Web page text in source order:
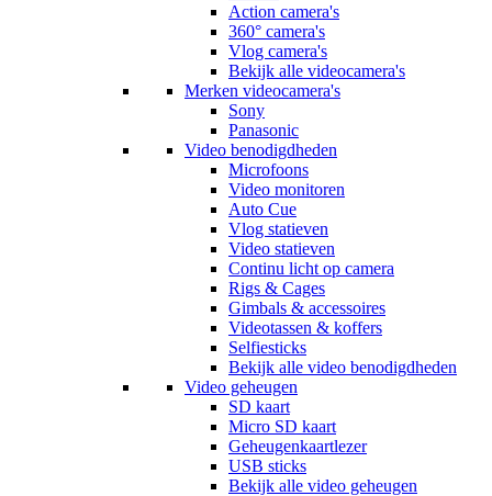
Action camera's
360° camera's
Vlog camera's
Bekijk alle videocamera's
Merken videocamera's
Sony
Panasonic
Video benodigdheden
Microfoons
Video monitoren
Auto Cue
Vlog statieven
Video statieven
Continu licht op camera
Rigs & Cages
Gimbals & accessoires
Videotassen & koffers
Selfiesticks
Bekijk alle video benodigdheden
Video geheugen
SD kaart
Micro SD kaart
Geheugenkaartlezer
USB sticks
Bekijk alle video geheugen